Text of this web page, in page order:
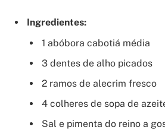
Ingredientes:
1 abóbora cabotiá média
3 dentes de alho picados
2 ramos de alecrim fresco
4 colheres de sopa de
Sal e pimenta do reino a